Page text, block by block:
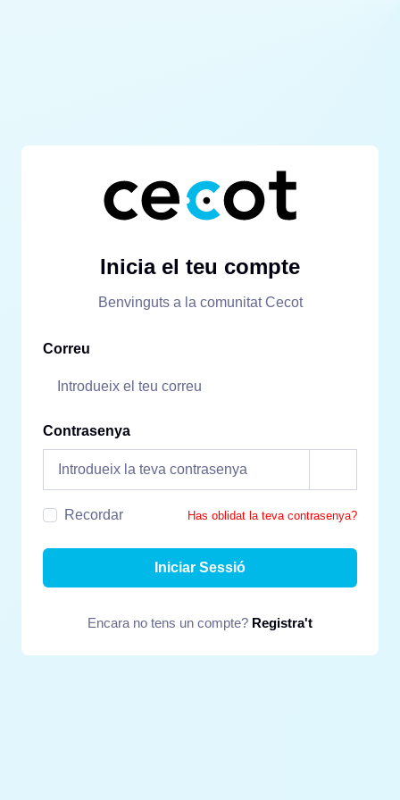
Inicia el teu compte
Benvinguts a la comunitat Cecot
Correu
Contrasenya
Recordar Has oblidat la teva contrasenya?
Iniciar Sessió
Encara no tens un compte? Registra't